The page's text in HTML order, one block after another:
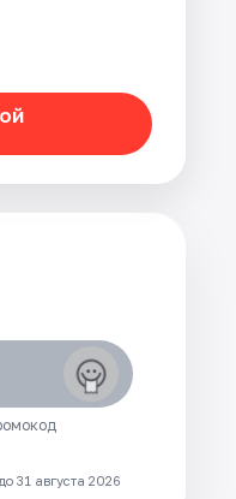
31 августа 2026